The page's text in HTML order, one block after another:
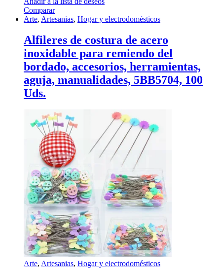
Comparar
Arte, Artesanias, Hogar y electrodomésticos
Alfileres de costura de acero
inoxidable para remiendo del
bordado, accesorios, herramientas,
aguja, manualidades, 5BB5704, 100
Uds.
Arte, Artesanias, Hogar y electrodomésticos